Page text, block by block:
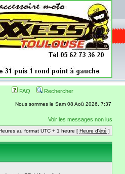
FAQ Rechercher
Nous sommes le Sam 08 Aoû 2026, 7:37
Voir les messages non lus
au format UTC + 1 heure [ Heure d'été ]